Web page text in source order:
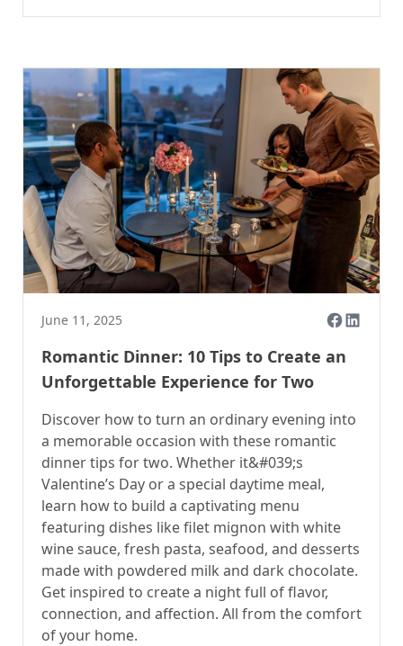
June 11, 2025
Romantic Dinner: 10 Tips to Create an
Unforgettable Experience for Two
Discover how to turn an ordinary evening into
a memorable occasion with these romantic
dinner tips for two. Whether it&#039;s
Valentine’s Day or a special daytime meal,
learn how to build a captivating menu
featuring dishes like filet mignon with white
wine sauce, fresh pasta, seafood, and desserts
made with powdered milk and dark chocolate.
Get inspired to create a night full of flavor,
connection, and affection. All from the comfort
of your home.